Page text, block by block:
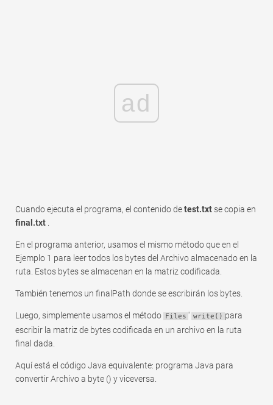
ad
Cuando ejecuta el programa, el contenido detest.txt se copia en
final.txt
En el programa anterior, usamos el mismo método que en el
Ejemplo 1 para leer todos los bytes del Archivo almacenado en la
ruta. Estos bytes se almacenan en la matriz codificada.
También tenemos un finalPath donde se escribirán los bytes.
Luego, simplemente usamos el método Files ' write() para
escribir la matriz de bytes codificada en un archivo en la ruta
final dada.
Aquí está el código Java equivalente: programa Java para
convertir Archivo a byte () y viceversa.